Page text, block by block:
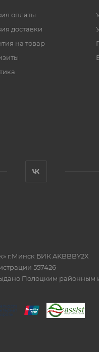
оплаты
доставки
на товар
г.Минск БИК AKBBBY2Х
557426
Полоцким